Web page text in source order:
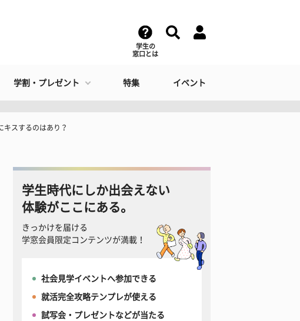
学生の
窓口とは
学割・プレゼント 特集 イベント
キスするのはあり？
学生時代にしか出会えない
体験がここにある。
きっかけを届ける
学窓会員限定コンテンツが満載！
社会見学イベントへ参加できる
就活完全攻略テンプレが使える
試写会・プレゼントなどが当たる